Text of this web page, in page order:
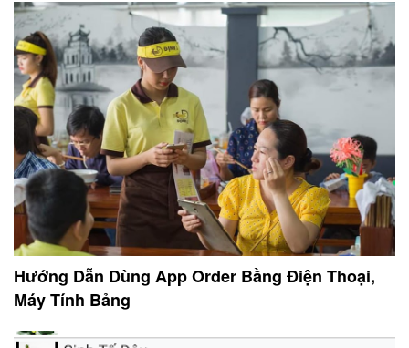
Hướng Dẫn Dùng App Order Bằng Điện Thoại,
Máy Tính Bảng